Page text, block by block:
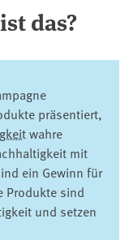
das?
präsentiert,
wahre
mit
ein Gewinn für
Produkte sind
und setzen